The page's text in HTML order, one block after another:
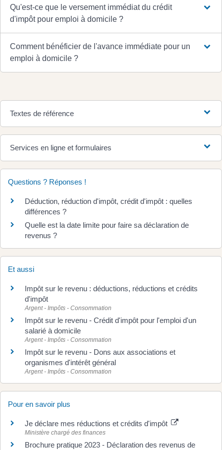
Qu'est-ce que le versement immédiat du crédit
d'impôt pour emploi à domicile ?
Comment bénéficier de l'avance immédiate pour un
emploi à domicile ?
Textes de référence
Services en ligne et formulaires
Questions ? Réponses !
Déduction, réduction d'impôt, crédit d'impôt : quelles
différences ?
Quelle est la date limite pour faire sa déclaration de
revenus ?
Et aussi
Impôt sur le revenu : déductions, réductions et crédits
d'impôt
Argent - Impôts - Consommation
Impôt sur le revenu - Crédit d'impôt pour l'emploi d'un
salarié à domicile
Argent - Impôts - Consommation
Impôt sur le revenu - Dons aux associations et
organismes d'intérêt général
Argent - Impôts - Consommation
Pour en savoir plus
Je déclare mes réductions et crédits d'impôt
Ministère chargé des finances
Brochure pratique 2023 - Déclaration des revenus de